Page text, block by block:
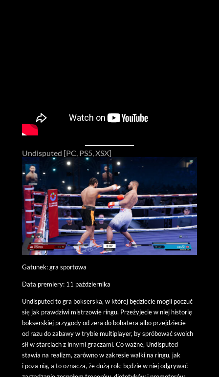
Undisputed [PC, PS5, XSX]
Gatunek: gra sportowa
Data premiery: 11 października
Undisputed to gra bokserska, w której będziecie mogli poczuć
się jak prawdziwi mistrzowie ringu. Przeżyjecie w niej historię
bokserskiej przygody od zera do bohatera albo przejdziecie
od razu do zabawy w trybie multiplayer, by spróbować swoich
sił w starciach z innymi graczami. Co ważne, Undisputed
stawia na realizm, zarówno w zakresie walki na ringu, jak
i poza nią, a to oznacza, że dużą rolę będzie w niej odgrywać